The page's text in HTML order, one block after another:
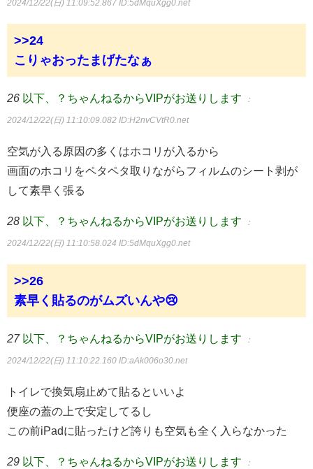
2024/12/22(日) 11:09:52.867 ID:5dMquXgg0.net
>>24
こりゃおったまげたなぁ
26 以下、？ちゃんねるからVIPがお送りします ：
2024/12/22(日) 11:10:09.082 ID:H2nvCVtR0.net
空気が入る原因の多くはホコリが入るから
画面のホコリをペタペタ取りながらフィルムのシート剥が
して素早く張る
28 以下、？ちゃんねるからVIPがお送りします ：
2024/12/22(日) 11:10:58.024 ID:5dMquXgg0.net
>>26
素早く貼るのがムズいんや😢
27 以下、？ちゃんねるからVIPがお送りします ：
2024/12/22(日) 11:10:22.160 ID:aAk006o30.net
トイレで換気扇止めて貼るといいよ
便座の蓋の上で安定してるし
この前iPadに貼ったけど誇りも空気も全く入らなかった
29 以下、？ちゃんねるからVIPがお送りします ：